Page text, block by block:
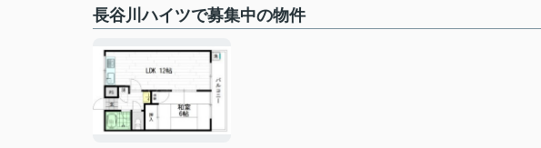
長谷川ハイツで募集中の物件